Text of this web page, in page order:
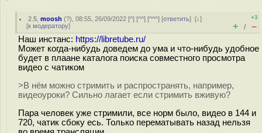
2.5 ,moosh (?), 08:55, 26/09/2022 [^] [^^] [^^^] [ответить][↓]
[к модератору]
+3
+ / –
Наш инстанс: https://libretube.ru/
Может когда-нибудь доведем до ума и что-нибудь удобное
будет в плаане каталога поиска совместного просмотра
видео с чатиком
>В нём можно стримить и распространять, например,
видеоуроки? Сильно лагает если стримить вживую?
Пара человек уже стримили, все норм было, видео в 144 и
720, чатик сбоку есь. Только перематывать назад нельзя